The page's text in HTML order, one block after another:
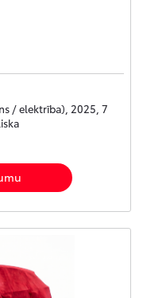
/ elektrība), 2025, 7